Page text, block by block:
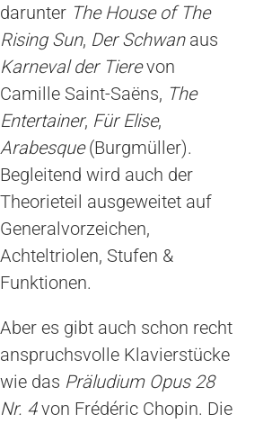
darunter The House of The
Rising Sun, Der Schwanaus
Karneval der Tierevon
Camille Saint-Saëns, The
Entertainer, Für Elise,
Arabesque(Burgmüller).
Begleitend wird auch der
Theorieteil ausgeweitet auf
Generalvorzeichen,
Achteltriolen, Stufen &
Funktionen.
Aber es gibt auch schon recht
anspruchsvolle Klavierstücke
wie das Präludium Opus 28
Nr. 4von Frédéric Chopin. Die